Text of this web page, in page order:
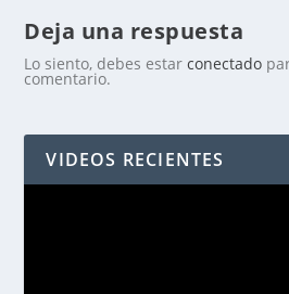
Deja una respuesta
Lo siento, debes estarconectado
comentario.
VIDEOS RECIENTES